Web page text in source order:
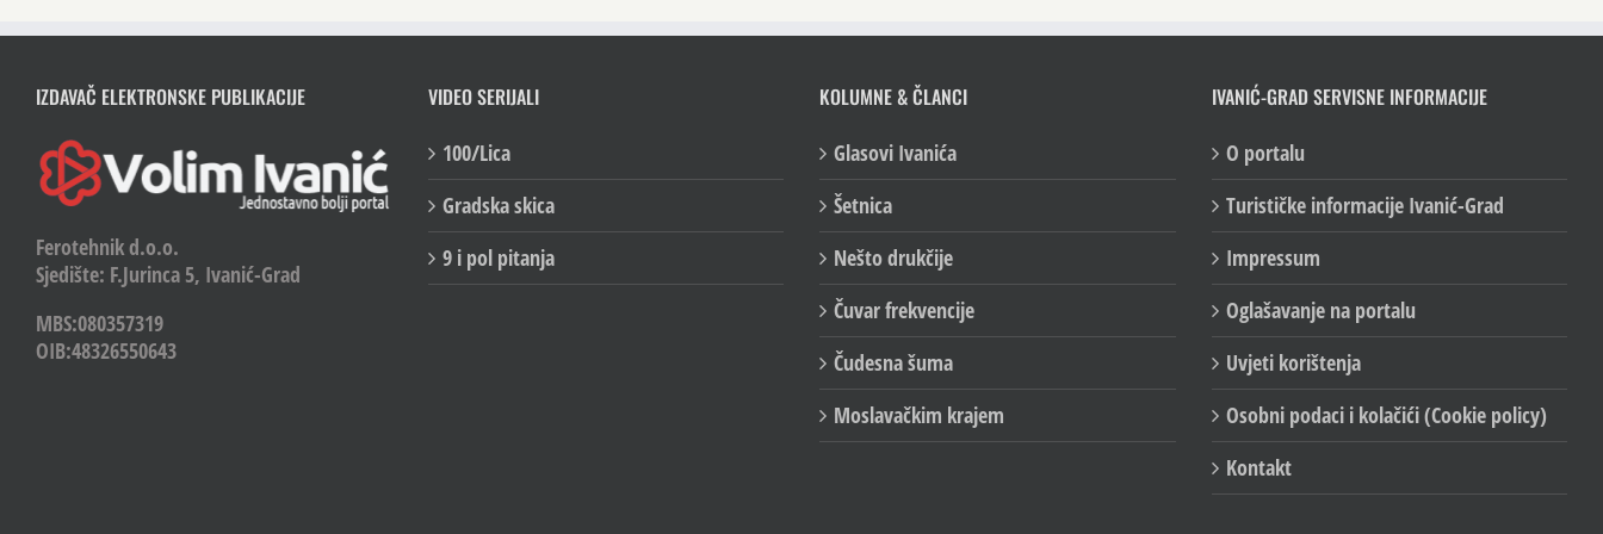
IZDAVAČ ELEKTRONSKE PUBLIKACIJE
Ferotehnik d.o.o.
Sjedište: F.Jurinca 5, Ivanić-Grad
MBS:080357319
OIB:48326550643
VIDEO SERIJALI
100/Lica
Gradska skica
9 i pol pitanja
KOLUMNE & ČLANCI
Glasovi Ivanića
Šetnica
Nešto drukčije
Čuvar frekvencije
Čudesna šuma
Moslavačkim krajem
IVANIĆ-GRAD SERVISNE INFORMACIJE
O portalu
Turističke informacije Ivanić-Grad
Impressum
Oglašavanje na portalu
Uvjeti korištenja
Osobni podaci i kolačići (Cookie policy)
Kontakt